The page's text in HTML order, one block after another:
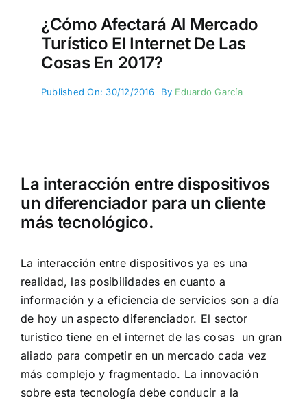
¿Cómo Afectará Al Mercado
Turístico El Internet De Las
Cosas En 2017?
Published On: 30/12/2016 By Eduardo García
La interacción entre dispositivos
un diferenciador para un cliente
más tecnológico.
La interacción entre dispositivos ya es una
realidad, las posibilidades en cuanto a
información y a eficiencia de servicios son a día
de hoy un aspecto diferenciador. El sector
turistico tiene en el internet de las cosas un gran
aliado para competir en un mercado cada vez
más complejo y fragmentado. La innovación
sobre esta tecnología debe conducir a la